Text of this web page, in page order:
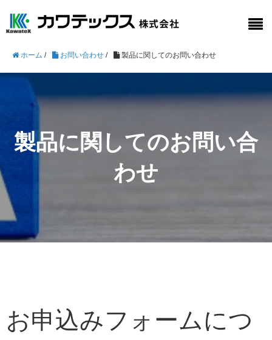
ホーム / お問い合わせ / 製品に関してのお問い合わせ
製品に関してのお問い合
わせ
お申込みフォームにつ